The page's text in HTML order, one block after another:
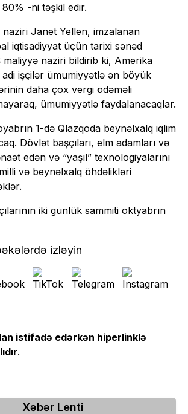
-ni təşkil edir.
naziri Janet Yellen, imzalanan
iqtisadiyyat üçün tarixi sənəd
maliyyə naziri bildirib ki, Amerika
adi işçilər ümumiyyətlə ən böyük
daha çox vergi ödəməli
ümumiyyətlə faydalanacaqlar.
1-də Qlazqoda beynəlxalq iqlim
Dövlət başçıları, elm adamları və
edən və “yaşıl” texnologiyalarını
və beynəlxalq öhdəlikləri
iki günlük sammiti oktyabrın
izləyin
istifadə edərkən hiperlinklə
.
Xəbər Lenti